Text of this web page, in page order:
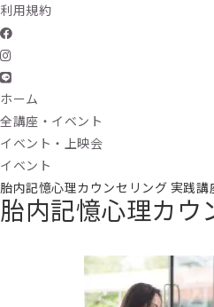
利用規約
ホーム
全講座・イベント
イベント・上映会
イベント
胎内記憶心理カウンセリング 実践講
胎内記憶心理カウ